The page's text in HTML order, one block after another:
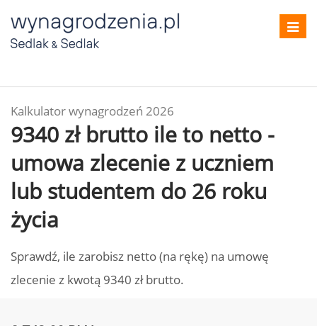
Kalkulator wynagrodzeń 2026
9340 zł brutto ile to netto -
umowa zlecenie z uczniem
lub studentem do 26 roku
życia
Sprawdź, ile zarobisz netto (na rękę) na umowę
zlecenie z kwotą 9340 zł brutto.